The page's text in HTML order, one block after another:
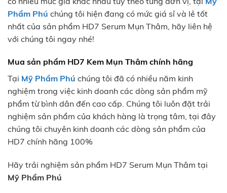
Phẩm Phú chúng tôi hiện đang có mức giá sỉ và lẻ tốt
nhất của sản phẩm HD7 Serum Mụn Thâm, hãy liên hệ
với chúng tôi ngay nhé!
Mua sản phẩm HD7 Kem Mụn Thâm chính hãng
Tại Mỹ Phẩm Phú chúng tôi đã có nhiều năm kinh
nghiệm trong việc kinh doanh các dòng sản phẩm mỹ
phẩm từ bình dân đến cao cấp. Chúng tôi luôn đặt trải
nghiệm sản phẩm của khách hàng là trọng tâm, tại đây
chúng tôi chuyên kinh doanh các dòng sản phẩm của
HD7 chính hãng 100%
Hãy trải nghiệm sản phẩm HD7 Serum Mụn Thâm tại
Mỹ Phẩm Phú